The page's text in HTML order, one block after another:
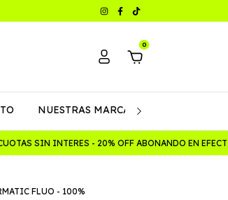
0
NUESTRAS MARCAS
SIN INTERES - 20% OFF ABONANDO EN
FLUO - 100%